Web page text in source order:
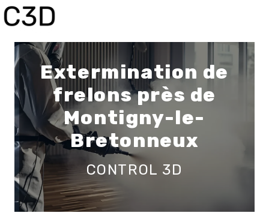
Extermination de
frelons près de
Montigny-le-
Bretonneux
CONTROL 3D
Panneau de gestion des cookies